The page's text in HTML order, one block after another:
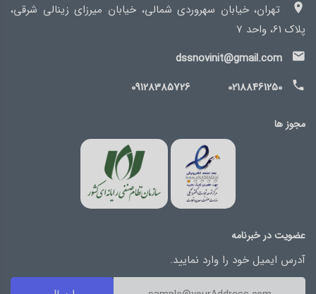
تهران، خیابان سهروردی شمالی، خیابان میرزای زینالی شرقی،
پلاک 61، واحد 7
dssnovinit@gmail.com
02188461250
09128385726
مجوز ها
عضویت در خبرنامه
آدرس ایمیل خود را وارد نمایید.